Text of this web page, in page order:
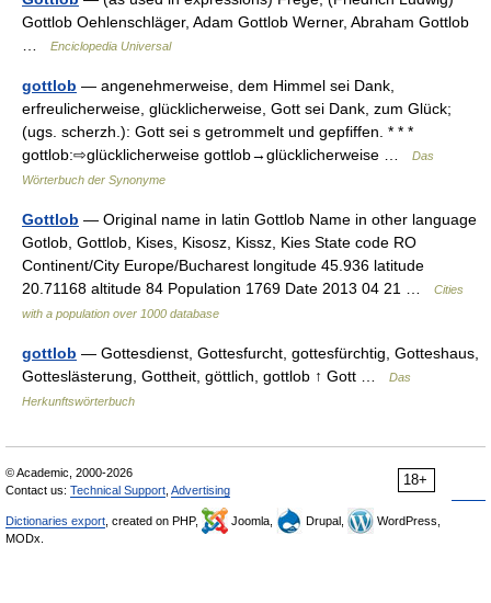
Gottlob Oehlenschläger, Adam Gottlob Werner, Abraham Gottlob
Enciclopedia Universal
gottlob — angenehmerweise, dem Himmel sei Dank,
erfreulicherweise, glücklicherweise, Gott sei Dank, zum Glück;
(ugs. scherzh.): Gott sei s getrommelt und gepfiffen. * * *
gottlob:⇨glücklicherweise gottlob→glücklicherweise …
Das
Wörterbuch der Synonyme
Gottlob — Original name in latin Gottlob Name in other language
Gotlob, Gottlob, Kises, Kisosz, Kissz, Kies State code RO
Continent/City Europe/Bucharest longitude 45.936 latitude
20.71168 altitude 84 Population 1769 Date 2013 04 21 …
Cities
with a population over 1000 database
gottlob — Gottesdienst, Gottesfurcht, gottesfürchtig, Gotteshaus,
Gotteslästerung, Gottheit, göttlich, gottlob ↑ Gott …
Das
Herkunftswörterbuch
18+
© Academic, 2000-2026
Contact us: Technical Support Advertising
Dictionaries export , created on PHP, Joomla, Drupal,
WordPress,
MODx.